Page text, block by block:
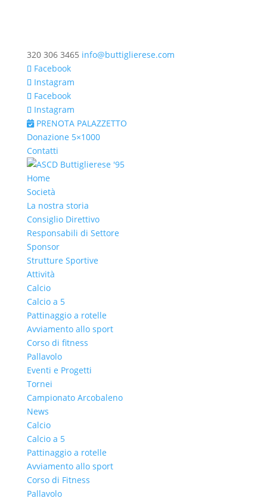
320 306 3465 info@buttiglierese.com
Facebook
Instagram
Facebook
Instagram
PRENOTA PALAZZETTO
Donazione 5×1000
Contatti
Home
Società
La nostra storia
Consiglio Direttivo
Responsabili di Settore
Sponsor
Strutture Sportive
Attività
Calcio
Calcio a 5
Pattinaggio a rotelle
Avviamento allo sport
Corso di fitness
Pallavolo
Eventi e Progetti
Tornei
Campionato Arcobaleno
News
Calcio
Calcio a 5
Pattinaggio a rotelle
Avviamento allo sport
Corso di Fitness
Pallavolo